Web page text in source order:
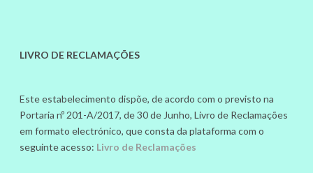
LIVRO DE RECLAMAÇÕES
Este estabelecimento dispõe, de acordo com o previsto na
Portaria nº 201-A/2017, de 30 de Junho, Livro de Reclamações
em formato electrónico, que consta da plataforma com o
seguinte acesso: Livro de Reclamações